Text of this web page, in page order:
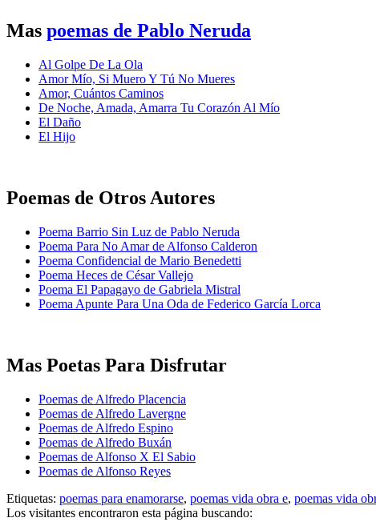
Mas poemas de Pablo Neruda
Al Golpe De La Ola
Amor Mío, Si Muero Y Tú No Mueres
Amor, Cuántos Caminos
De Noche, Amada, Amarra Tu Corazón Al Mío
El Daño
El Hijo
Poemas de Otros Autores
Poema Barrio Sin Luz de Pablo Neruda
Poema Para No Amar de Alfonso Calderon
Poema Confidencial de Mario Benedetti
Poema Heces de César Vallejo
Poema El Papagayo de Gabriela Mistral
Poema Apunte Para Una Oda de Federico García Lorca
Mas Poetas Para Disfrutar
Poemas de Alfredo Placencia
Poemas de Alfredo Lavergne
Poemas de Alfredo Espino
Poemas de Alfredo Buxán
Poemas de Alfonso X El Sabio
Poemas de Alfonso Reyes
Etiquetas: poemas para enamorarse, poemas vida obra e, poemas vida
Los visitantes encontraron esta página buscando: